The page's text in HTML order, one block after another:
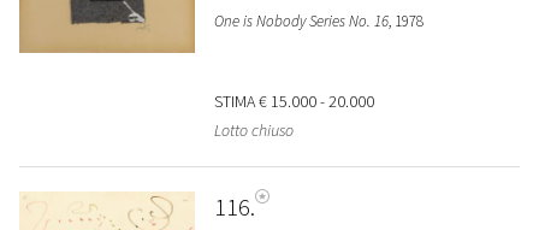
One is Nobody Series No. 16, 1978
STIMA€ 15.000 - 20.000
Lotto chiuso
116